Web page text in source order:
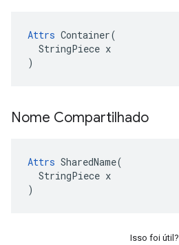
Attrs Container(
  StringPiece x
)
Nome Compartilhado
Attrs SharedName(
  StringPiece x
)
Isso foi útil?